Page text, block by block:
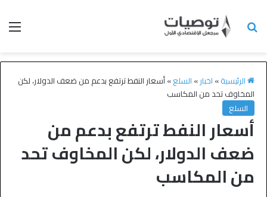
الرئيسية» اخبار» السلع»أسعار النفط ترتفع بدعم من ضعف الدولار، لكن
المخاوف تحد من المكاسب
السلع
أسعار النفط ترتفع بدعم من
ضعف الدولار، لكن المخاوف تحد
من المكاسب